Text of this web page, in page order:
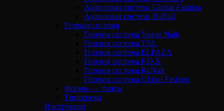
Акриловая система Global Fashion
Акриловая система RuNail
Гелевая система
Гелевая система Vogue Nails
Гелевая система TNL
Гелевая система ELPAZA
Гелевая система F.O.X
Гелевая система RuNail
Гелевая система Global Fashion
Формы — типсы
Типсорезы
Инструмент